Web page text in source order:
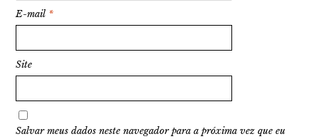
E-mail *
Site
Salvar meus dados neste navegador para a próxima vez que eu